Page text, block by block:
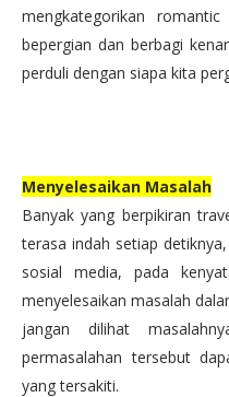
mengkategorikan
bepergian dan berbagi
perduli dengan siapa kita
Menyelesaikan Masalah
Banyak yang berpikiran
terasa indah setiap
sosial media, pada
menyelesaikan masalah
jangan dilihat
permasalahan tersebut
yang tersakiti.